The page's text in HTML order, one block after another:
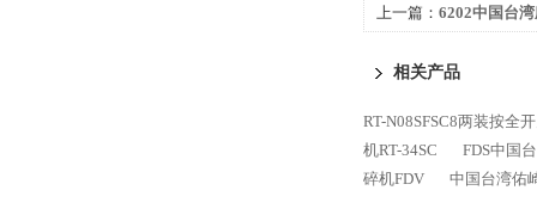
上一篇： 6202中国台
相关产品
RT-N08SFSC8两装按全
机RT-34SC
FDS中国
碎机FDV
中国台湾佑